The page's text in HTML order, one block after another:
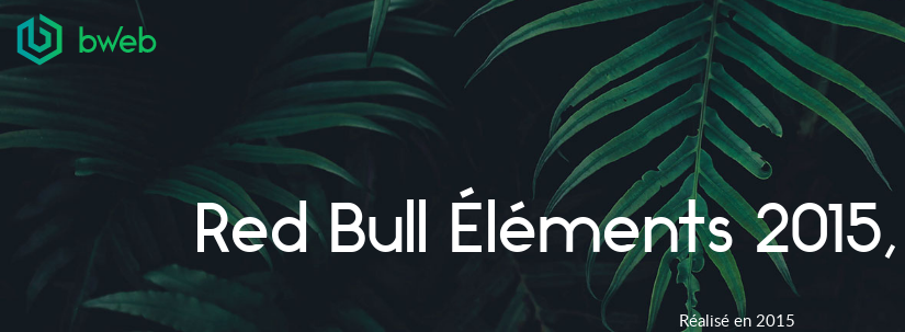
Aller au contenu
Red Bull ÉlémentsRéalisé en 2015